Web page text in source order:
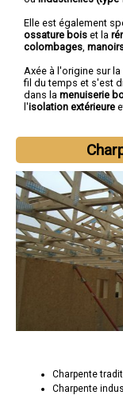
Elle est également
ossature bois et la
colombages
Axée à l'origine sur
fil du temps et s'est
dans la menuiserie
l'isolation extérieure
Charpente
Charpente